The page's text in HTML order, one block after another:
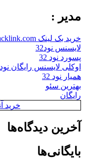
مدیر :
خرید بک لینک behtarinbacklink.com
لایسنس نود32
پسورد نود 32
اوکلی لایسنس رایگان نود 32
همیار نود 32
بهترین سئو
رایگان
خرید
آخرین دیدگاه‌ها
بایگانی‌ها